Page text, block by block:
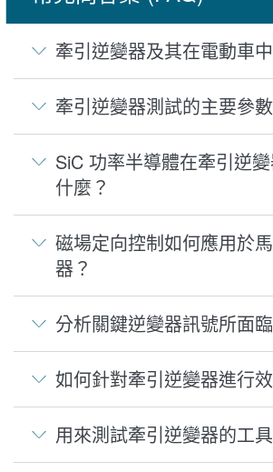
牽引逆變器及其在電動車
牽引逆變器測試的主要參
SiC 功率半導體在牽引逆
什麼？
磁場定向控制如何應用於
器？
分析關鍵逆變器訊號所面
如何針對牽引逆變器進行
用來測試牽引逆變器的工